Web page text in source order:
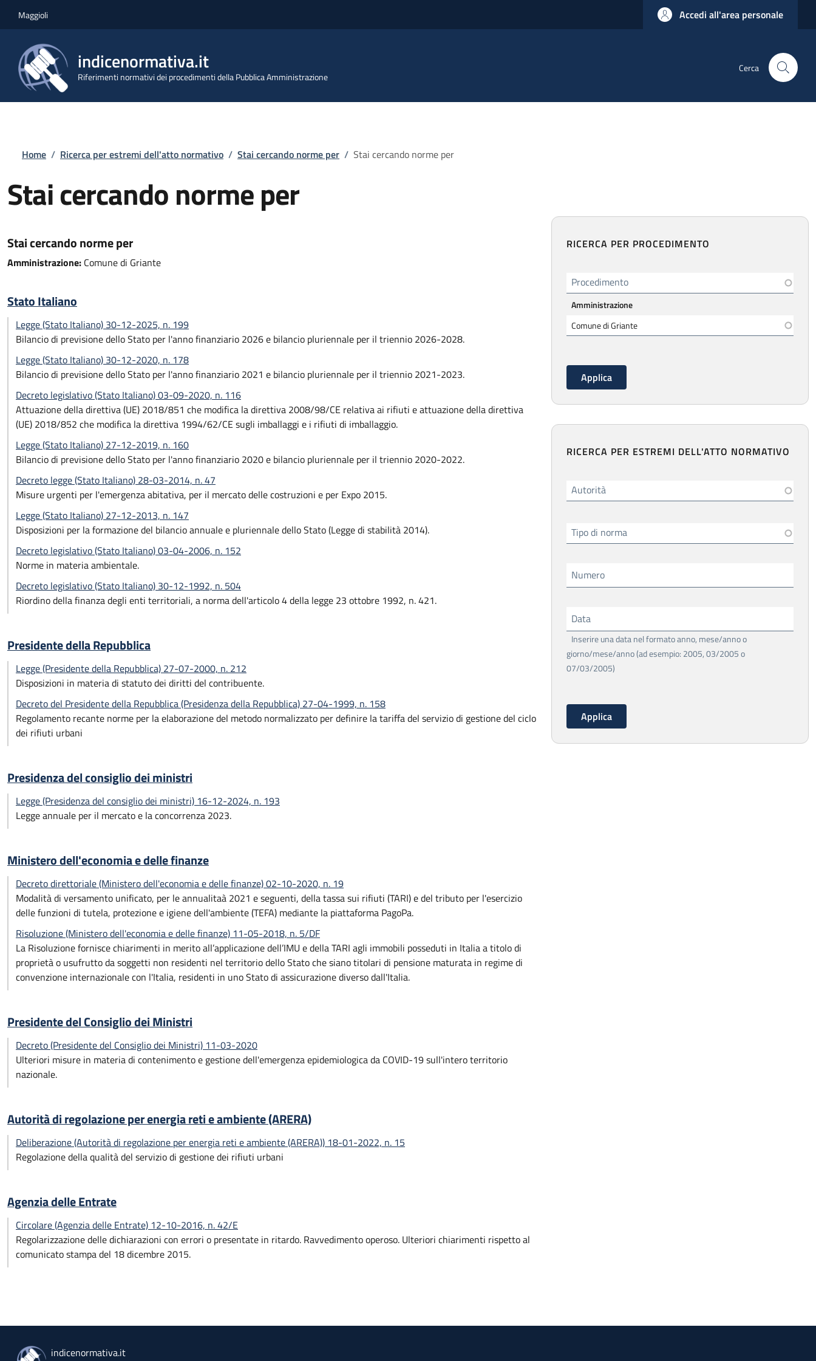
Maggioli Accedi all'area personale
indicenormativa.it
Riferimenti normativi dei procedimenti della Pubblica Amministrazione
Cerca
Briciole di pane
Home / Ricerca per estremi dell'atto normativo / Stai cercando norme per / Stai cercando norme per
Stai cercando norme per
Stai cercando norme per
Amministrazione: Comune di Griante
Stato Italiano
Legge (Stato Italiano) 30-12-2025, n. 199
Bilancio di previsione dello Stato per l'anno finanziario 2026 e bilancio pluriennale per il triennio 2026-2028.
Legge (Stato Italiano) 30-12-2020, n. 178
Bilancio di previsione dello Stato per l'anno finanziario 2021 e bilancio pluriennale per il triennio 2021-2023.
Decreto legislativo (Stato Italiano) 03-09-2020, n. 116
Attuazione della direttiva (UE) 2018/851 che modifica la direttiva 2008/98/CE relativa ai rifiuti e attuazione della direttiva
(UE) 2018/852 che modifica la direttiva 1994/62/CE sugli imballaggi e i rifiuti di imballaggio.
Legge (Stato Italiano) 27-12-2019, n. 160
Bilancio di previsione dello Stato per l'anno finanziario 2020 e bilancio pluriennale per il triennio 2020-2022.
Decreto legge (Stato Italiano) 28-03-2014, n. 47
Misure urgenti per l'emergenza abitativa, per il mercato delle costruzioni e per Expo 2015.
Legge (Stato Italiano) 27-12-2013, n. 147
Disposizioni per la formazione del bilancio annuale e pluriennale dello Stato (Legge di stabilità 2014).
Decreto legislativo (Stato Italiano) 03-04-2006, n. 152
Norme in materia ambientale.
Decreto legislativo (Stato Italiano) 30-12-1992, n. 504
Riordino della finanza degli enti territoriali, a norma dell'articolo 4 della legge 23 ottobre 1992, n. 421.
Presidente della Repubblica
Legge (Presidente della Repubblica) 27-07-2000, n. 212
Disposizioni in materia di statuto dei diritti del contribuente.
Decreto del Presidente della Repubblica (Presidenza della Repubblica) 27-04-1999, n. 158
Regolamento recante norme per la elaborazione del metodo normalizzato per definire la tariffa del servizio di gestione del ciclo
dei rifiuti urbani
Presidenza del consiglio dei ministri
Legge (Presidenza del consiglio dei ministri) 16-12-2024, n. 193
Legge annuale per il mercato e la concorrenza 2023.
Ministero dell'economia e delle finanze
Decreto direttoriale (Ministero dell'economia e delle finanze) 02-10-2020, n. 19
Modalità di versamento unificato, per le annualitaà 2021 e seguenti, della tassa sui rifiuti (TARI) e del tributo per l'esercizio
delle funzioni di tutela, protezione e igiene dell'ambiente (TEFA) mediante la piattaforma PagoPa.
Risoluzione (Ministero dell'economia e delle finanze) 11-05-2018, n. 5/DF
La Risoluzione fornisce chiarimenti in merito all’applicazione dell’IMU e della TARI agli immobili posseduti in Italia a titolo di
proprietà o usufrutto da soggetti non residenti nel territorio dello Stato che siano titolari di pensione maturata in regime di
convenzione internazionale con l'Italia, residenti in uno Stato di assicurazione diverso dall'Italia.
Presidente del Consiglio dei Ministri
Decreto (Presidente del Consiglio dei Ministri) 11-03-2020
Ulteriori misure in materia di contenimento e gestione dell'emergenza epidemiologica da COVID-19 sull'intero territorio
nazionale.
Autorità di regolazione per energia reti e ambiente (ARERA)
Deliberazione (Autorità di regolazione per energia reti e ambiente (ARERA)) 18-01-2022, n. 15
Regolazione della qualità del servizio di gestione dei rifiuti urbani
Agenzia delle Entrate
Circolare (Agenzia delle Entrate) 12-10-2016, n. 42/E
Regolarizzazione delle dichiarazioni con errori o presentate in ritardo. Ravvedimento operoso. Ulteriori chiarimenti rispetto al
comunicato stampa del 18 dicembre 2015.
RICERCA PER PROCEDIMENTO
Procedimento
Amministrazione
RICERCA PER ESTREMI DELL'ATTO NORMATIVO
Autorità
Tipo di norma
Numero
Data
Inserire una data nel formato anno, mese/anno o
giorno/mese/anno (ad esempio: 2005, 03/2005 o
07/03/2005)
indicenormativa.it